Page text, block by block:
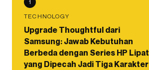
1
TECHNOLOGY
Upgrade Thoughtful dari
Samsung: Jawab Kebutuhan
Berbeda dengan Series HP Lipat
yang Dipecah Jadi Tiga Karakter